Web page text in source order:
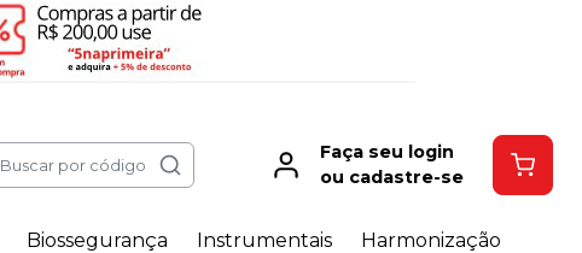
Buscar por código
Faça seu login
ou cadastre-se
Biossegurança Instrumentais Harmonização